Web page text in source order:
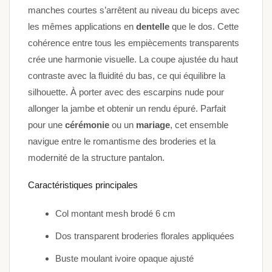
manches courtes s’arrêtent au niveau du biceps avec
les mêmes applications en dentelle que le dos. Cette
cohérence entre tous les empiècements transparents
crée une harmonie visuelle. La coupe ajustée du haut
contraste avec la fluidité du bas, ce qui équilibre la
silhouette. À porter avec des escarpins nude pour
allonger la jambe et obtenir un rendu épuré. Parfait
pour une cérémonie ou un mariage, cet ensemble
navigue entre le romantisme des broderies et la
modernité de la structure pantalon.
Caractéristiques principales
Col montant mesh brodé 6 cm
Dos transparent broderies florales appliquées
Buste moulant ivoire opaque ajusté